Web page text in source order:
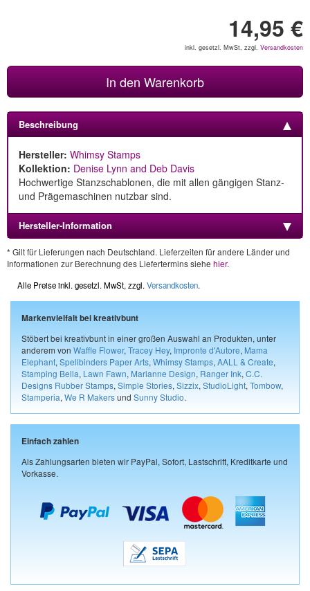
14,95 €
inkl. gesetzl. MwSt, zzgl. Versandkosten
In den Warenkorb
Beschreibung
Hersteller: Whimsy Stamps
Kollektion: Denise Lynn and Deb Davis
Hochwertige Stanzschablonen, die mit allen gängigen Stanz-
und Prägemaschinen nutzbar sind.
Hersteller-Information
* Gilt für Lieferungen nach Deutschland. Lieferzeiten für andere Länder und
Informationen zur Berechnung des Liefertermins siehe hier.
Alle Preise inkl. gesetzl. MwSt, zzgl. Versandkosten.
Markenvielfalt bei kreativbunt
Stöbert bei kreativbunt in einer großen Auswahl an Produkten, unter
anderem von Waffle Flower, Tracey Hey, Impronte d'Autore, Mama
Elephant, Spellbinders Paper Arts, Whimsy Stamps, AALL & Create,
Stamping Bella, Lawn Fawn, Marianne Design, Ranger Ink, C.C.
Designs Rubber Stamps, Simple Stories, Sizzix, StudioLight, Tombow,
Stamperia, We R Makersund Sunny Studio.
Einfach zahlen
Als Zahlungsarten bieten wir PayPal, Sofort, Lastschrift, Kreditkarte und
Vorkasse.